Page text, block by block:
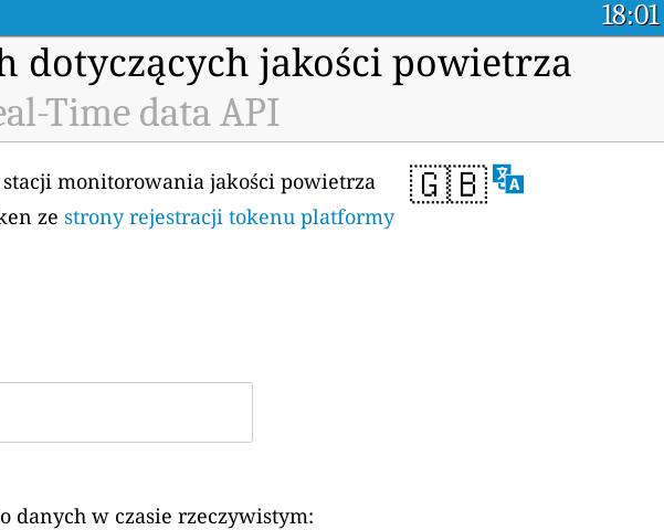
18:01
jakości powietrza
Time data API
🇬🇧
monitorowania jakości powietrza
ze strony rejestracji tokenu platformy
danych w czasie rzeczywistym: